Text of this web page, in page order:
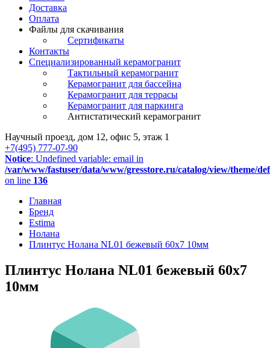
Доставка
Оплата
Файлы для скачивания
Сертификаты
Контакты
Специализированный керамогранит
Тактильный керамогранит
Керамогранит для бассейна
Керамогранит для террасы
Керамогранит для паркинга
Антистатический керамогранит
Научный проезд, дом 12, офис 5, этаж 1
+7(495) 777-07-90
Notice: Undefined variable: email in
/var/www/fastuser/data/www/gresstore.ru/catalog/view/theme/
on line 136
Главная
Бренд
Estima
Нолана
Плинтус Нолана NL01 бежевый 60x7 10мм
Плинтус Нолана NL01 бежевый 60x7
10мм